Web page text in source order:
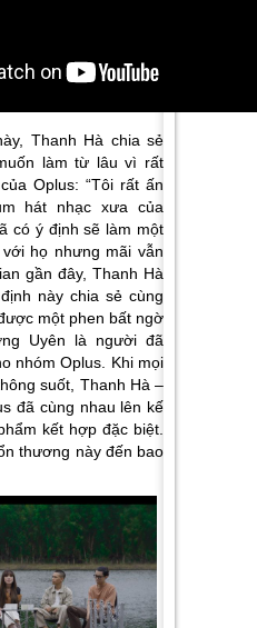
Thanh Hà chia sẻ
làm từ lâu vì rất
Oplus: “Tôi rất ấn
hát nhạc xưa của
có ý định sẽ làm một
họ nhưng mãi vẫn
gần đây, Thanh Hà
này chia sẻ cùng
một phen bất ngờ
Uyên là người đã
nhóm Oplus. Khi mọi
suốt, Thanh Hà –
đã cùng nhau lên kế
kết hợp đặc biệt.
thương này đến bao